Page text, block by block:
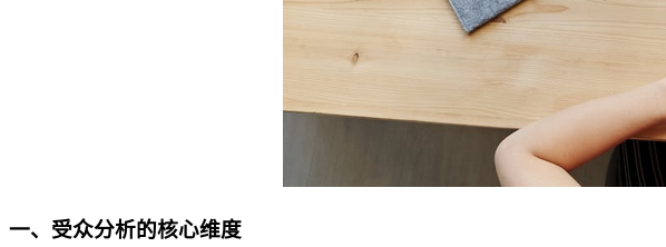
一、受众分析的核心维度